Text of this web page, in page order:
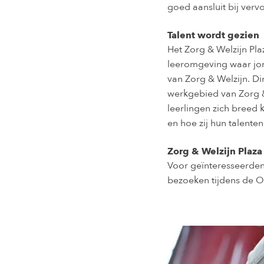
goed aansluit bij
Talent wordt gezien
Het Zorg & Welzijn
leeromgeving waar
van Zorg & Welzijn.
werkgebied van Zorg
leerlingen zich breed
en hoe zij hun
Zorg & Welzijn
Voor
bezoeken tijdens de